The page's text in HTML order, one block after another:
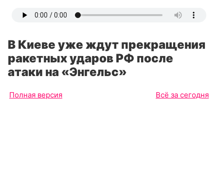
В Киеве уже ждут прекращения
ракетных ударов РФ после
атаки на «Энгельс»
Полная версия Всё за сегодня